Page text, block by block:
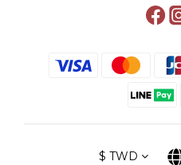
$ TWD